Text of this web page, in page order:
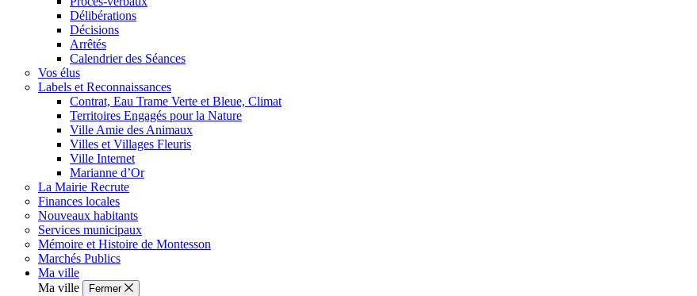
Délibérations
Décisions
Arrêtés
Calendrier des Séances
Vos élus
Labels et Reconnaissances
Contrat, Eau Trame Verte et Bleue, Climat
Territoires Engagés pour la Nature
Ville Amie des Animaux
Villes et Villages Fleuris
Ville Internet
Marianne d’Or
La Mairie Recrute
Finances locales
Nouveaux habitants
Services municipaux
Mémoire et Histoire de Montesson
Marchés Publics
Ma ville
Ma ville
Fermer